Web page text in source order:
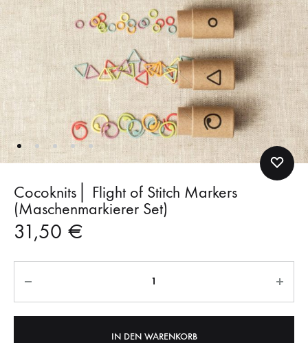
Cocoknits│ Flight of Stitch Markers
(Maschenmarkierer Set)
31,50 €
Anzahl
IN DEN WARENKORB